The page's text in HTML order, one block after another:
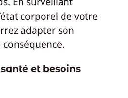
corporel de votre
adapter son
et besoins